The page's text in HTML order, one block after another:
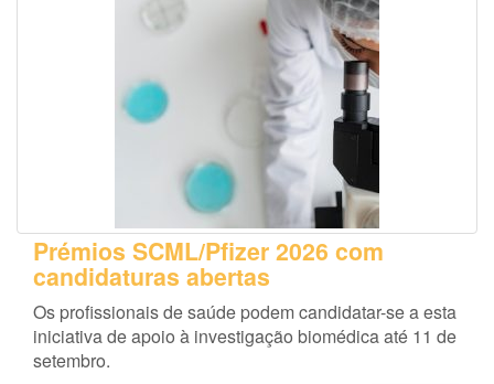
Prémios SCML/Pfizer 2026 com
candidaturas abertas
Os profissionais de saúde podem candidatar-se a esta
iniciativa de apoio à investigação biomédica até 11 de
setembro.